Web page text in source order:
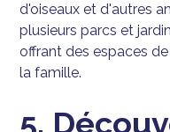
d'oiseaux et d'autres
plusieurs parcs et
offrant des espaces
la famille.
5.